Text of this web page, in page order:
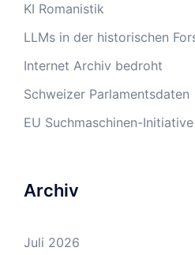
KI Romanistik
LLMs in der historischen
Internet Archiv bedroht
Schweizer Parlamentsdaten
EU Suchmaschinen-Initiative
Archiv
Juli 2026